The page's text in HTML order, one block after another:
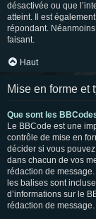
désactivée ou que
atteint. Il est
répondant.
faisant.
Haut
Mise en forme et
Que sont les
Le BBCode est une
contrôle de mise en
décider si vous
dans chacun de vos
rédaction de
les balises sont
d’informations sur le
rédaction de message.